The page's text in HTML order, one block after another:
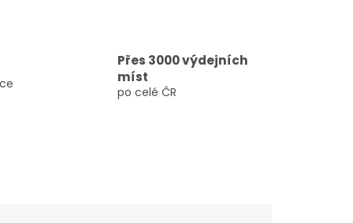
Přes 3000 výdejních
míst
po celé ČR